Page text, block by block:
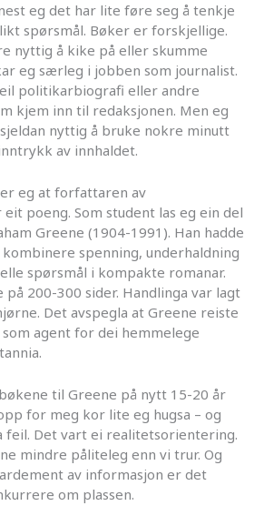
eg det har lite føre seg å tenkje
spørsmål. Bøker er forskjellige.
nyttig å kike på eller skumme
eg særleg i jobben som journalist.
politikarbiografi eller andre
kjem inn til redaksjonen. Men eg
nyttig å bruke nokre minutt
av innhaldet.
eg at forfattaren av
poeng. Som student las eg ein del
Greene (1904-1991). Han hadde
spenning, underhaldning
spørsmål i kompakte romanar.
200-300 sider. Handlinga var lagt
Det avspegla at Greene reiste
agent for dei hemmelege
til Greene på nytt 15-20 år
for meg kor lite eg hugsa – og
feil. Det vart ei realitetsorientering.
mindre påliteleg enn vi trur. Og
av informasjon er det
om plassen.